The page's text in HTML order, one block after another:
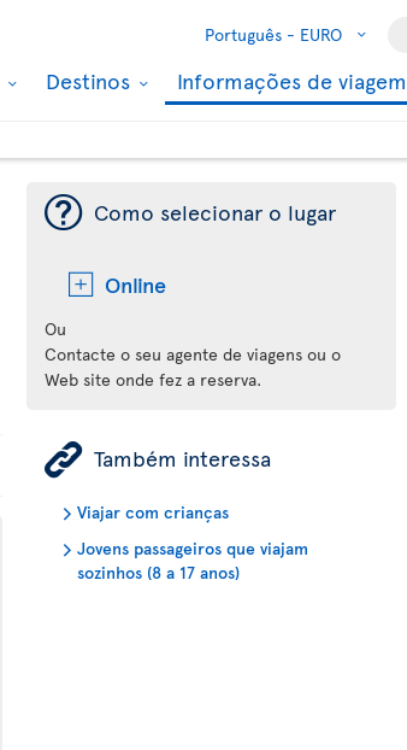
Português - EURO
Destinos Informações de viagem
¯ Como selecionar o lugar
Online
Ou
Contacte o seu agente de viagens ou o
Web site onde fez a reserva.
ÿ Também interessa
Viajar com crianças
Jovens passageiros que viajam
sozinhos (8 a 17 anos)